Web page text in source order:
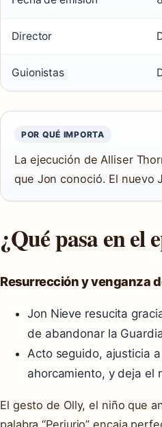
Director
Guionistas
POR QUÉ IMPORTA
La ejecución de Alliser
que Jon conoció. El nuevo
¿Qué pasa en el
Resurrección y venganza
Jon Nieve resucita
de abandonar la
Acto seguido, ajusticia
ahorcamiento, y deja el
El gesto de Olly, el niño que
palabra “Perjurio” encaja